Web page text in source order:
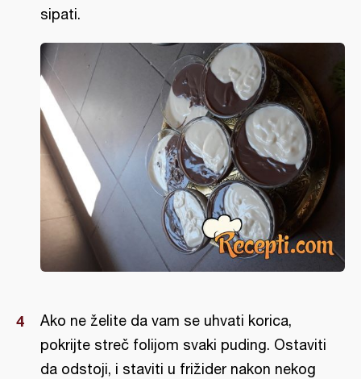
sipati.
Ako ne želite da vam se uhvati korica,
pokrijte streč folijom svaki puding. Ostaviti
da odstoji, i staviti u frižider nakon nekog